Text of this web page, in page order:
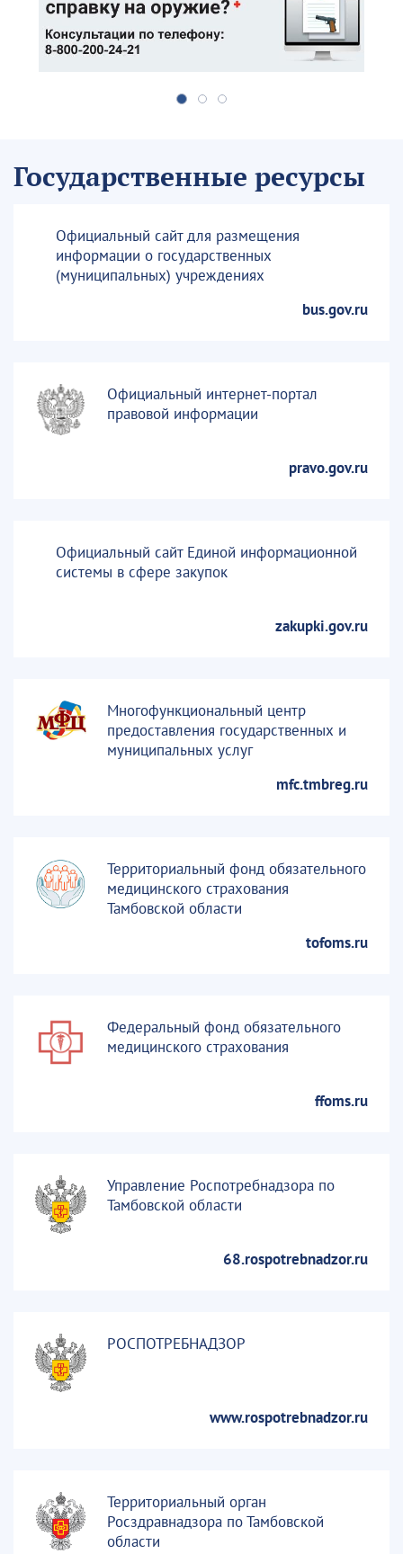
Государственные ресурсы
Официальный сайт для размещения
информации о государственных
(муниципальных) учреждениях
bus.gov.ru
Официальный интернет-портал
правовой информации
pravo.gov.ru
Официальный сайт Единой информационной
системы в сфере закупок
zakupki.gov.ru
Многофункциональный центр
предоставления государственных и
муниципальных услуг
mfc.tmbreg.ru
Территориальный фонд обязательного
медицинского страхования
Тамбовской области
tofoms.ru
Федеральный фонд обязательного
медицинского страхования
ffoms.ru
Управление Роспотребнадзора по
Тамбовской области
68.rospotrebnadzor.ru
РОСПОТРЕБНАДЗОР
www.rospotrebnadzor.ru
Территориальный орган
Росздравнадзора по Тамбовской
области